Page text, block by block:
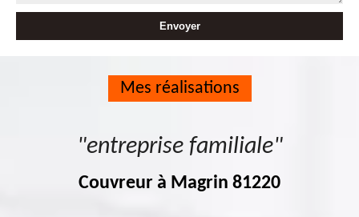
Mes réalisations
"entreprise familiale"
Couvreur à Magrin 81220